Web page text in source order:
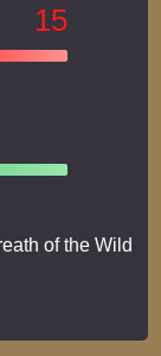
15
of the Wild